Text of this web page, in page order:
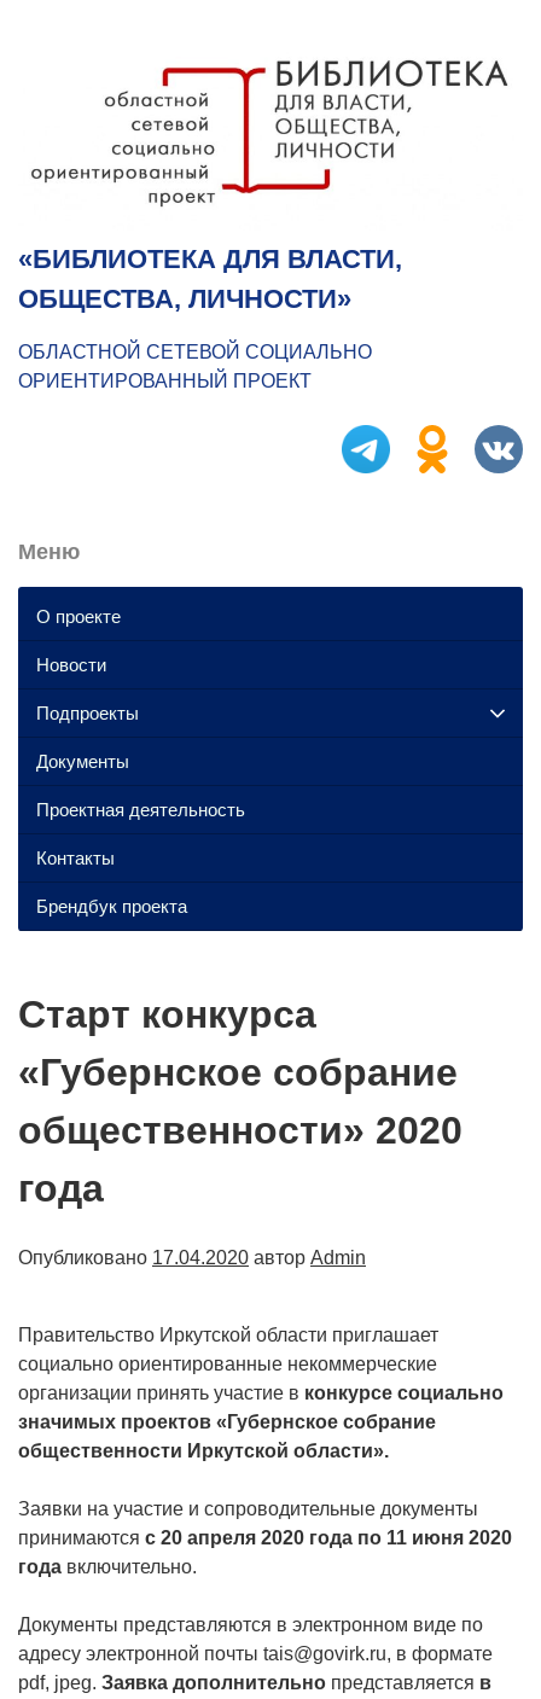
«БИБЛИОТЕКА ДЛЯ ВЛАСТИ,
ОБЩЕСТВА, ЛИЧНОСТИ»
ОБЛАСТНОЙ СЕТЕВОЙ СОЦИАЛЬНО
ОРИЕНТИРОВАННЫЙ ПРОЕКТ
Старт конкурса
«Губернское собрание
общественности» 2020
года
Опубликовано 17.04.2020 автор Admin
Правительство Иркутской области приглашает
социально ориентированные некоммерческие
организации принять участие в конкурсе социально
значимых проектов «Губернское собрание
общественности Иркутской области».
Заявки на участие и сопроводительные документы
принимаются с 20 апреля 2020 года по 11 июня 2020
года включительно.
Документы представляются в электронном виде по
адресу электронной почты tais@govirk.ru, в формате
pdf, jpeg. Заявка дополнительно представляется в
Меню
О проекте
Новости
Подпроекты
Документы
Проектная деятельность
Контакты
Брендбук проекта